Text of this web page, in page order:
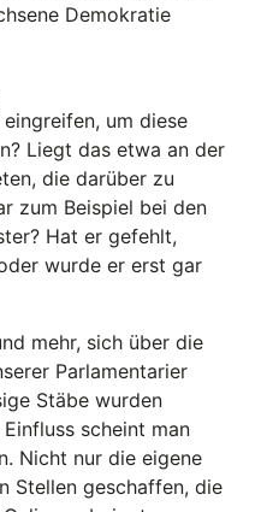
Demokratie
um diese
Liegt das etwa an der
die darüber zu
zum Beispiel bei den
Hat er gefehlt,
wurde er erst gar
mehr, sich über die
Parlamentarier
Stäbe wurden
scheint man
Nicht nur die eigene
Stellen geschaffen, die